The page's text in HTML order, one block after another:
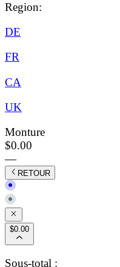
Region:
DE
FR
CA
UK
Monture
$0.00
—
RETOUR
$0.00
Sous-total :